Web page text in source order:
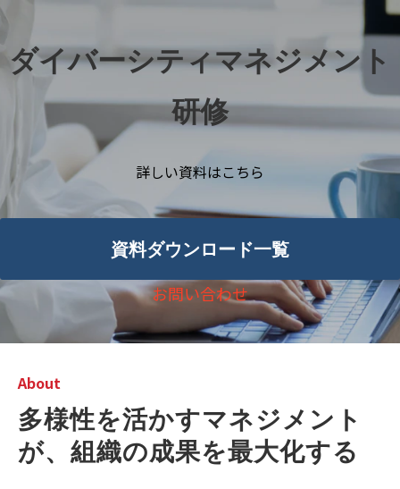
ダイバーシティマネジメント
研修
詳しい資料はこちら
資料ダウンロード一覧
お問い合わせ
About
多様性を活かすマネジメント
が、組織の成果を最大化する